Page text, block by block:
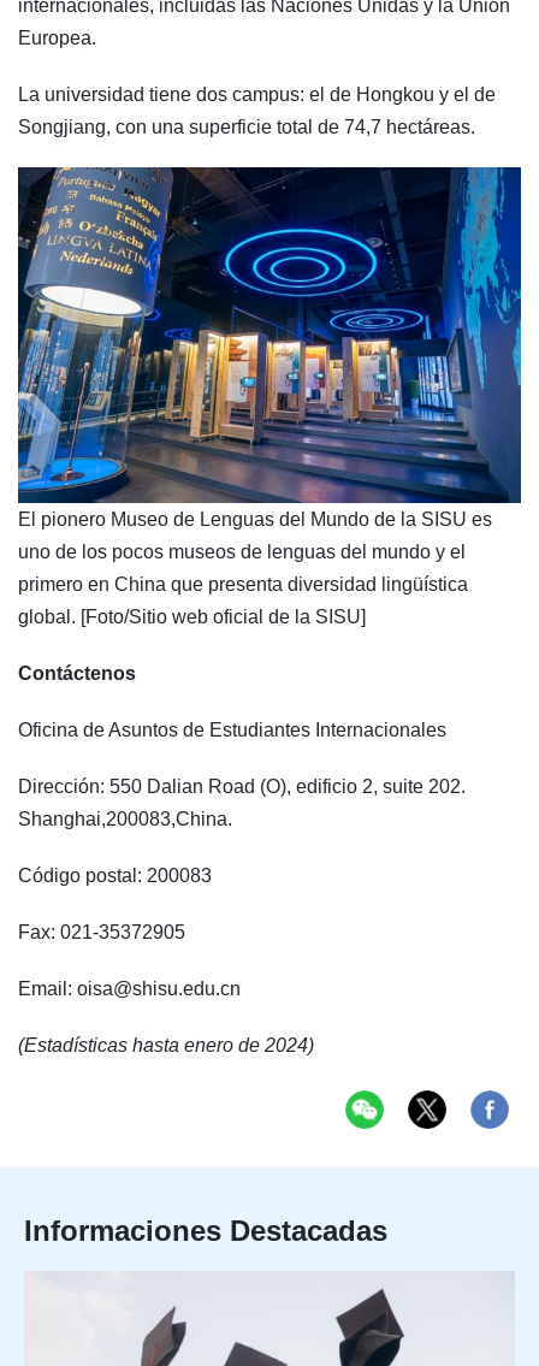
internacionales, incluidas las Naciones Unidas y la Unión
Europea.
La universidad tiene dos campus: el de Hongkou y el de
Songjiang, con una superficie total de 74,7 hectáreas.
El pionero Museo de Lenguas del Mundo de la SISU es
uno de los pocos museos de lenguas del mundo y el
primero en China que presenta diversidad lingüística
global. [Foto/Sitio web oficial de la SISU]
Contáctenos
Oficina de Asuntos de Estudiantes Internacionales
Dirección: 550 Dalian Road (O), edificio 2, suite 202.
Shanghai,200083,China.
Código postal: 200083
Fax: 021-35372905
Email: oisa@shisu.edu.cn
(Estadísticas hasta enero de 2024)
Informaciones Destacadas